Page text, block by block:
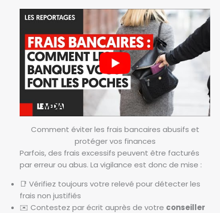
Comment éviter les frais bancaires abusifs et
protéger vos finances
Parfois, des frais excessifs peuvent être facturés
par erreur ou abus. La vigilance est donc de mise :
📑 Vérifiez toujours votre relevé pour détecter les
frais non justifiés
✉️ Contestez par écrit auprès de votre conseiller